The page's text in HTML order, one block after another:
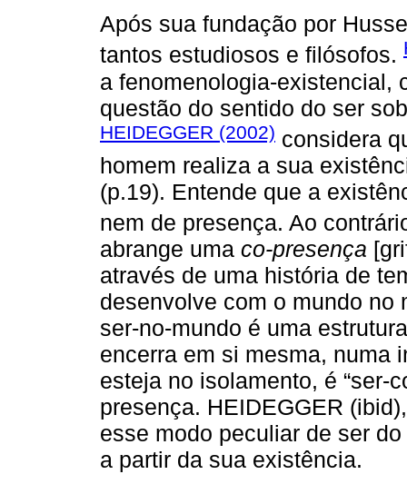
Após sua fundação por
tantos estudiosos e filósofos.
a fenomenologia-existencial,
questão do sentido do ser
HEIDEGGER (2002) considera
homem realiza a sua
(p.19). Entende que a
nem de presença. Ao
abrange uma co-presença
através de uma história de
desenvolve com o mundo no
ser-no-mundo é uma
encerra em si mesma, numa
esteja no isolamento, é “ser-
presença. HEIDEGGER
esse modo peculiar de ser
a partir da sua existência.